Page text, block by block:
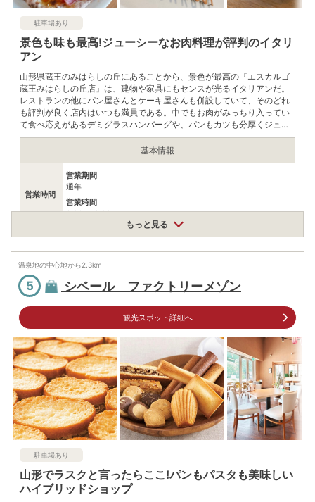
自身でお問合せください。
駐車場あり
景色も味も最高!ジューシーなお肉料理が評判のイタリ
アン
山形県蔵王のみはらしの丘にあることから、景色が最高の『エスカルゴ
蔵王みはらしの丘店』は、建物や家具にもセンスが光るイタリアンだ。
レストランの他にパン屋さんとケーキ屋さんも併設していて、そのどれ
も評判が良く店内はいつも満員である。中でもお肉がみっちり入ってい
て食べ応えがあるデミグラスハンバーグや、パンもカツも分厚くジュー
シーな旨味のヒレカツサンドが人気だ。
基本情報
営業時間
営業期間
通年
営業時間
9:00〜19:00
デミグラスハンバーグ1200円、和風おろしハンバーグ1200円、
住所
山形県山形市みはらしの丘1丁目3-1
·蔵王駅より車で約15分 ·茂吉記念館前より車で約15分
公共交通機関
·バス停 みはらしの丘口より徒歩約3分 ·バス停 ふれあいセンター
口より徒歩約8分
駐車場 無料（40台）
電話番号 236748839
※ 掲載情報は変更になる場合があります。最新の内容はご利用前にご自身でお
問合せください。
※ 料金情報は税込・税抜表記が混ざっております。正しい金額はご利用前にご
自身でお問合せください。
もっと見る
温泉地の中心地から2.3km
5 シベール ファクトリーメゾン
観光スポット詳細へ
駐車場あり
山形でラスクと言ったらここ!パンもパスタも美味しい
ハイブリッドショップ